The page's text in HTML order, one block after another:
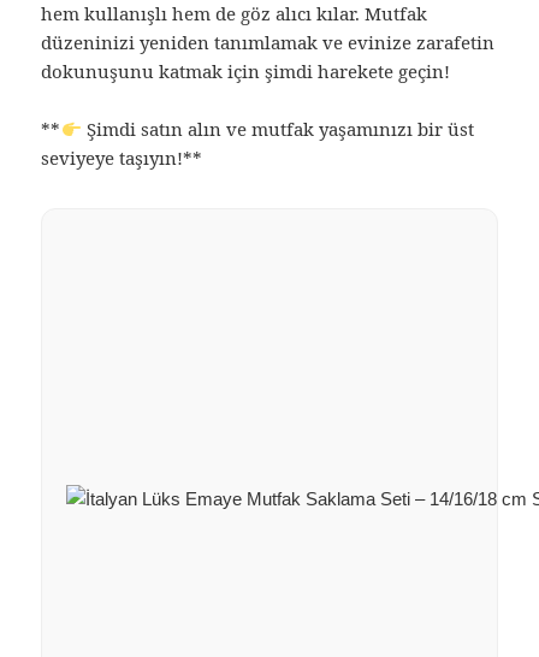
hem kullanışlı hem de göz alıcı kılar. Mutfak
düzeninizi yeniden tanımlamak ve evinize zarafetin
dokunuşunu katmak için şimdi harekete geçin!
**
Şimdi satın alın ve mutfak yaşamınızı bir üst
seviyeye taşıyın!**